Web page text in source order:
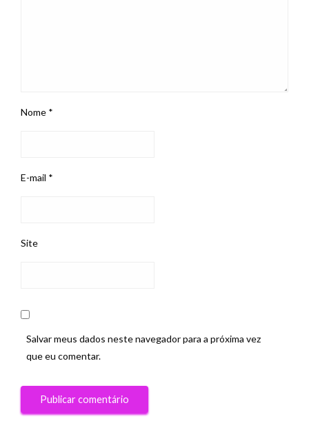
Nome *
E-mail *
Site
Salvar meus dados neste navegador para a próxima vez
que eu comentar.